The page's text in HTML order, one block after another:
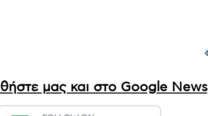
μας και στο Google News